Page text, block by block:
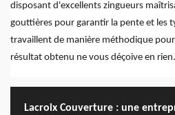
disposant d'excellents zingueurs
gouttières pour garantir la pente et les
travaillent de manière méthodique
résultat obtenu ne vous déçoive en rien.
Lacroix Couverture : une